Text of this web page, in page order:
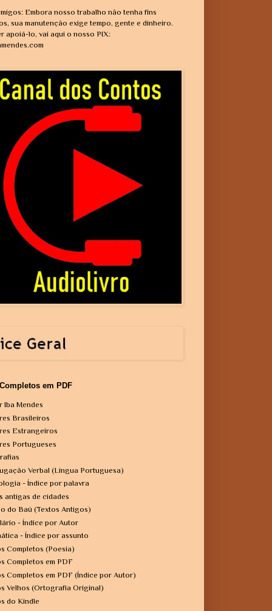
Embora nosso trabalho não tenha fins
sua manutenção exige tempo, gente e dinheiro.
apoiá-lo, vai aqui o nosso PIX:
em PDF
Iba Mendes
Brasileiros
Estrangeiros
Portugueses
Verbal (Língua Portuguesa)
- Índice por palavra
antigas de cidades
do Baú (Textos Antigos)
- Índice por Autor
- Índice por assunto
Completos (Poesia)
Completos em PDF
Completos em PDF (Índice por Autor)
Velhos (Ortografia Original)
do Kindle